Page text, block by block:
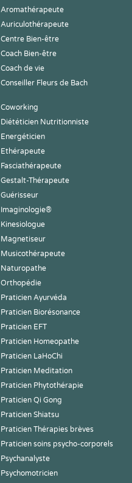
Aromathérapeute
Auriculothérapeute
Centre Bien-être
Coach Bien-être
Coach de vie
Conseiller Fleurs de Bach
Coworking
Diététicien Nutritionniste
Energéticien
Ethérapeute
Fasciathérapeute
Gestalt-Thérapeute
Guérisseur
Imaginologie®
Kinesiologue
Magnetiseur
Musicothérapeute
Naturopathe
Orthopédie
Praticien Ayurvéda
Praticien Biorésonance
Praticien EFT
Praticien Homeopathe
Praticien LaHoChi
Praticien Meditation
Praticien Phytothérapie
Praticien Qi Gong
Praticien Shiatsu
Praticien Thérapies brèves
Praticien soins psycho-corporels
Psychanalyste
Psychomotricien